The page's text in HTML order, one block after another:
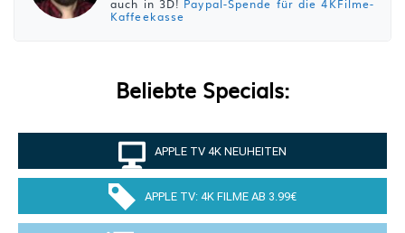
auch in 3D! Paypal-Spende für die 4KFilme-
Kaffeekasse
Beliebte Specials:
APPLE TV 4K NEUHEITEN
APPLE TV: 4K FILME AB 3.99€